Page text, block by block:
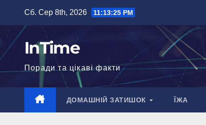
вмісту
Сб. Сер 8th, 2026 11:13:26 PM
InTime
Поради та цікаві факти
ДОМАШНІЙ ЗАТИШОК ЇЖА